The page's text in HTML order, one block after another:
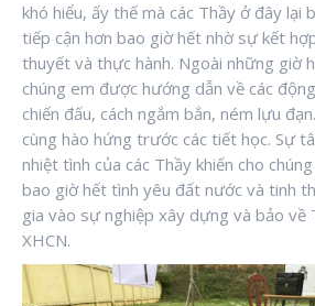
khó hiểu, ấy thế mà các Thầy ở đây lại
tiếp cận hơn bao giờ hết nhờ sự kết
thuyết và thực hành. Ngoài những giờ
chúng em được hướng dẫn về các
chiến đấu, cách ngắm bắn, ném lựu
cùng hào hứng trước các tiết học. Sự
nhiệt tình của các Thầy khiến cho
bao giờ hết tình yêu đất nước và tinh
gia vào sự nghiệp xây dựng và bảo về
XHCN.